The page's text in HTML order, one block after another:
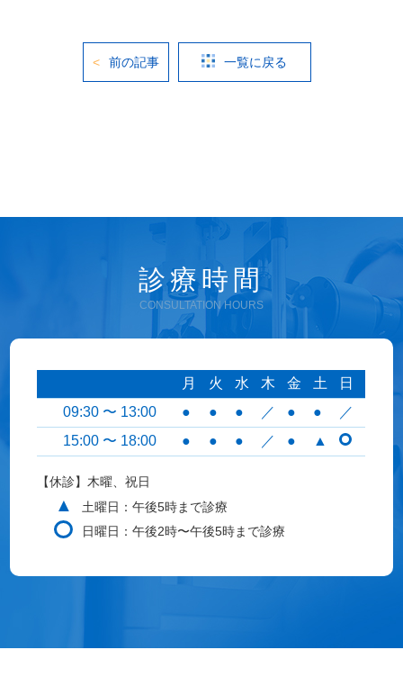
前の記事 一覧に戻る
診療時間
CONSULTATION HOURS
月 火 水 木 金 土
日
09:30 〜 13:00
● ● ● ／ ● ●
／
15:00 〜 18:00
● ● ● ／ ● ▲
【休診】木曜、祝日
▲
土曜日：午後5時まで診療
日曜日：午後2時〜午後5時まで診療